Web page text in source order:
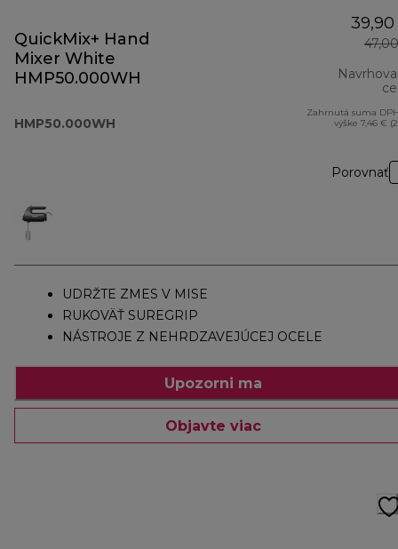
QuickMix+ Hand
Mixer White
HMP50.000WH
HMP50.000WH
Zahrnutá suma
výške 7,46 €
Porovnať
UDRŽTE ZMES V MISE
RUKOVÄŤ SUREGRIP
NÁSTROJE Z NEHRDZAVEJÚCEJ OCELE
Upozorni ma
Objavte viac